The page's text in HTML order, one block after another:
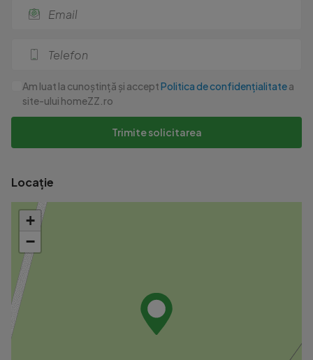
Am luat la cunoștință și acceptPolitica de confidențialitatea
site-ului homeZZ.ro
Trimite solicitarea
Locație
+
−